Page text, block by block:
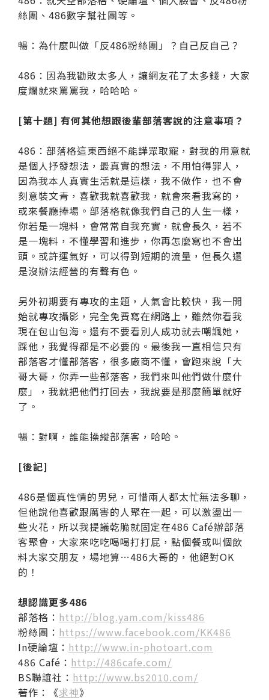
絲團、486數字幫社團等。
暢：為什麼叫做「反486粉絲團」？自己反自己？
486：因為我勸敗太多人，讓網友花了太多錢，大家
度爛就來罵罵我，哈哈哈。
[第十題] 有何其他想跟後輩部落客說的注意事項？
486：部落格這東西絕不能譁眾取寵，對我的用意就
是個人抒發想法，最真實的想法，不用怕得罪人，
因為我本人真實生活就是這樣，我不做作，也不會
刻意裝文青，喜歡我就喜歡我，就會來看我寫的，
或來餐廳捧場。部落格就像我們自己的人生一樣，
你若是一塊料，會常常自我充實，就會長久，若不
是一塊料，不懂學習和進步，你再怎麼寫也不會出
頭。或許運氣好，可以得到短期的流量，但長久還
是沒辦法經營的有聲有色。
另外初期要有專攻的主題，人氣會比較快，我一開
始就專攻攝影，完全免費寫在網路上，雖然你看我
現在包山包海。還有不要看別人成功就去嘲諷她，
踩他，我覺得都是不必要的。最後我一直相信只有
部落客才懂部落客，很多廠商不懂，會跑來說「大
哥大哥，你弄一些部落客，我們來叫他們做什麼什
麼」，我就把他們打回去，我說要是那麼簡單就好
了。
暢：對啊，誰能操縱部落客，哈哈。
[後記]
486是個真性情的男兒，可惜兩人都太忙無法多聊，
但他說他喜歡跟厲害的人聚在一起，可以激盪出一
些火花，所以我提議乾脆就固定在486 Café辦部落
客聚會，大家來吃吃喝喝打打屁，點個餐或叫個飲
料大家交朋友，場地算…486大哥的，他絕對OK
的！
想認識更多486
部落格： http://blog.yam.com/kiss486
粉絲團： https://www.facebook.com/KK486
In硬論壇： http://www.in-photoart.com
486 Café： http://486cafe.com/
BS聯誼社： http://www.bs2010.com/
著作：《求神》